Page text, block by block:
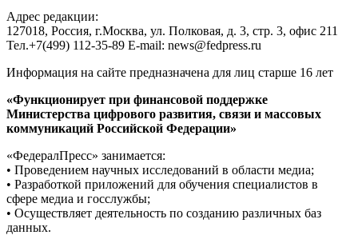
Адрес редакции:
127018, Россия, г.Москва, ул. Полковая, д. 3, стр. 3, офис 211
Тел.+7(499) 112-35-89 E-mail: news@fedpress.ru
Информация на сайте предназначена для лиц старше 16 лет
«Функционирует при финансовой поддержке
Министерства цифрового развития, связи и массовых
коммуникаций Российской Федерации»
«ФедералПресс» занимается:
• Проведением научных исследований в области медиа;
• Разработкой приложений для обучения специалистов в
сфере медиа и госслужбы;
• Осуществляет деятельность по созданию различных баз
данных.